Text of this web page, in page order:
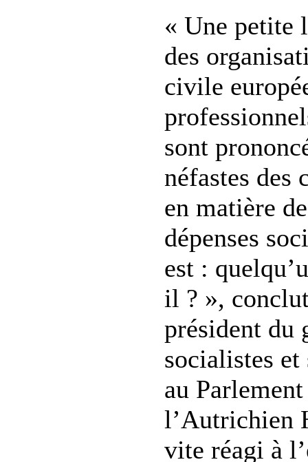
« Une petite
des
civile
sont
néfastes des
en matière
dépenses
est :
il ? »,
président du
socialistes et
au
l’Autrichien
vite réagi à